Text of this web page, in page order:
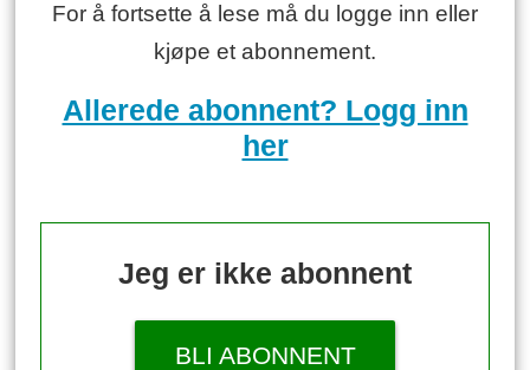
For å fortsette å lese må du logge inn eller
kjøpe et abonnement.
Allerede abonnent? Logg inn
her
Jeg er ikke abonnent
BLI ABONNENT